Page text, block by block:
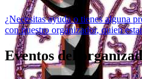
¿Necesitas ayuda o tienes alguna
con nuestro organizador, quien
Eventos del